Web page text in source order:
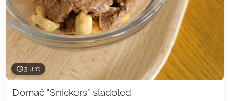
3 ure
Domač "Snickers" sladoled